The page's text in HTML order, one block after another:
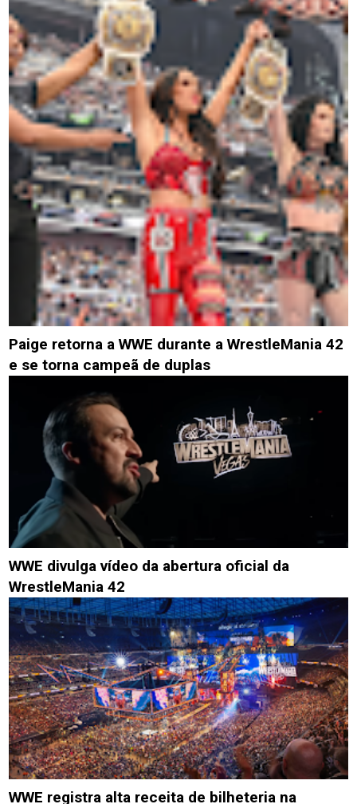
Paige retorna a WWE durante a WrestleMania 42
e se torna campeã de duplas
WWE divulga vídeo da abertura oficial da
WrestleMania 42
WWE registra alta receita de bilheteria na